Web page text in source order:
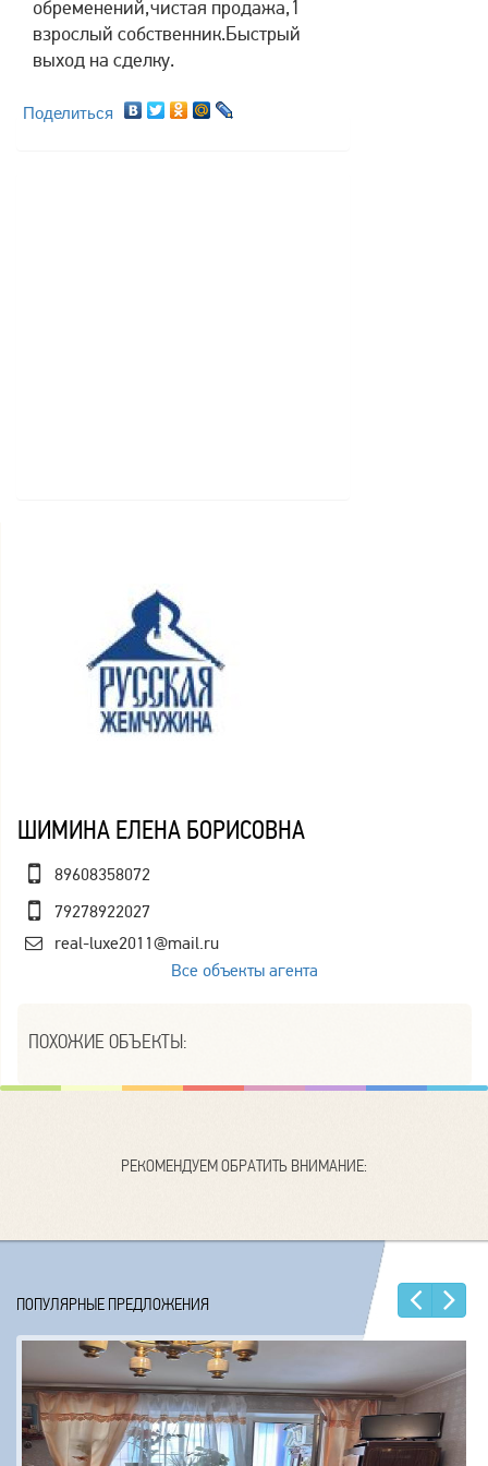
обременений,чистая продажа,1
взрослый собственник.Быстрый
выход на сделку.
Поделиться
ШИМИНА ЕЛЕНА БОРИСОВНА
89608358072
79278922027
real-luxe2011@mail.ru
Все объекты агента
ПОХОЖИЕ ОБЪЕКТЫ:
РЕКОМЕНДУЕМ ОБРАТИТЬ ВНИМАНИЕ:
ПОПУЛЯРНЫЕ ПРЕДЛОЖЕНИЯ